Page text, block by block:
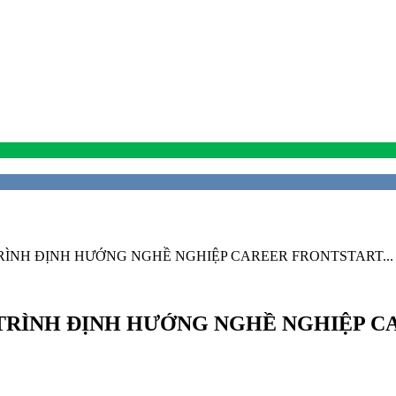
ĐỊNH HƯỚNG NGHỀ NGHIỆP CAREER FRONTSTART...
ĐỊNH HƯỚNG NGHỀ NGHIỆP